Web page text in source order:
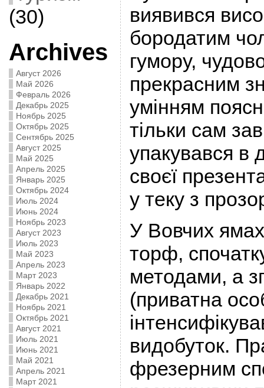
(30)
Archives
Август 2026
Май 2026
Февраль 2026
Декабрь 2025
Ноябрь 2025
Октябрь 2025
Сентябрь 2025
Август 2025
Май 2025
Апрель 2025
Январь 2025
Октябрь 2024
Июль 2024
Июнь 2024
Ноябрь 2023
Август 2023
Июль 2023
Май 2023
Апрель 2023
Март 2023
Январь 2022
Декабрь 2021
Ноябрь 2021
Октябрь 2021
Август 2021
Июль 2021
Июнь 2021
Май 2021
Апрель 2021
Март 2021
виявився
бородатим
гумору,
прекрасним
умінням
тільки сам
упакувався в
своєї
у теку з
У Вовчих
торф,
методами, а
(приватна
видобуток.
фрезерним